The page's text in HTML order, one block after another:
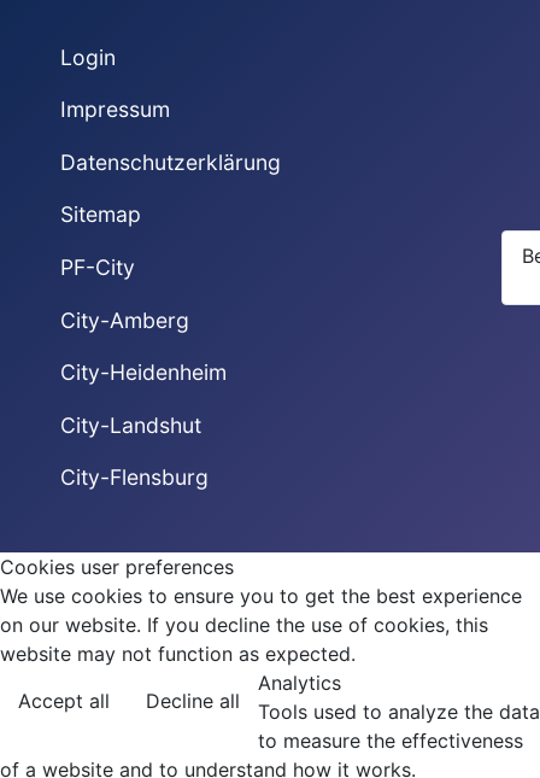
Login
Impressum
Datenschutzerklärung
Sitemap
PF-City
City-Amberg
City-Heidenheim
City-Landshut
City-Flensburg
Cookies user preferences
We use cookies to ensure you to get the best experience
on our website. If you decline the use of cookies, this
website may not function as expected.
Accept all
Decline all
Analytics
Tools used to analyze the data
to measure the effectiveness
of a website and to understand how it works.